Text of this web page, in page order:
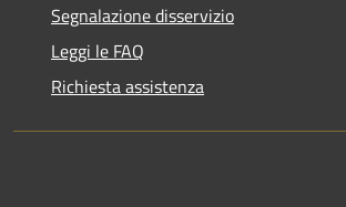
Segnalazione disservizio
Leggi le FAQ
Richiesta assistenza